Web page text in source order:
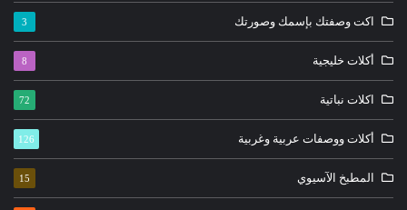
اكت وصفتك بإسمك وصورتك 3
أكلات خليجية 8
اكلات نباتية 72
أكلات ووصفات عربية وغربية 126
المطبخ الآسيوي 15